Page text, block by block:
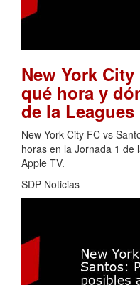
New York
qué hora y
de la Leagues
New York City FC vs
horas en la Jornada 1 de
Apple TV.
SDP Noticias